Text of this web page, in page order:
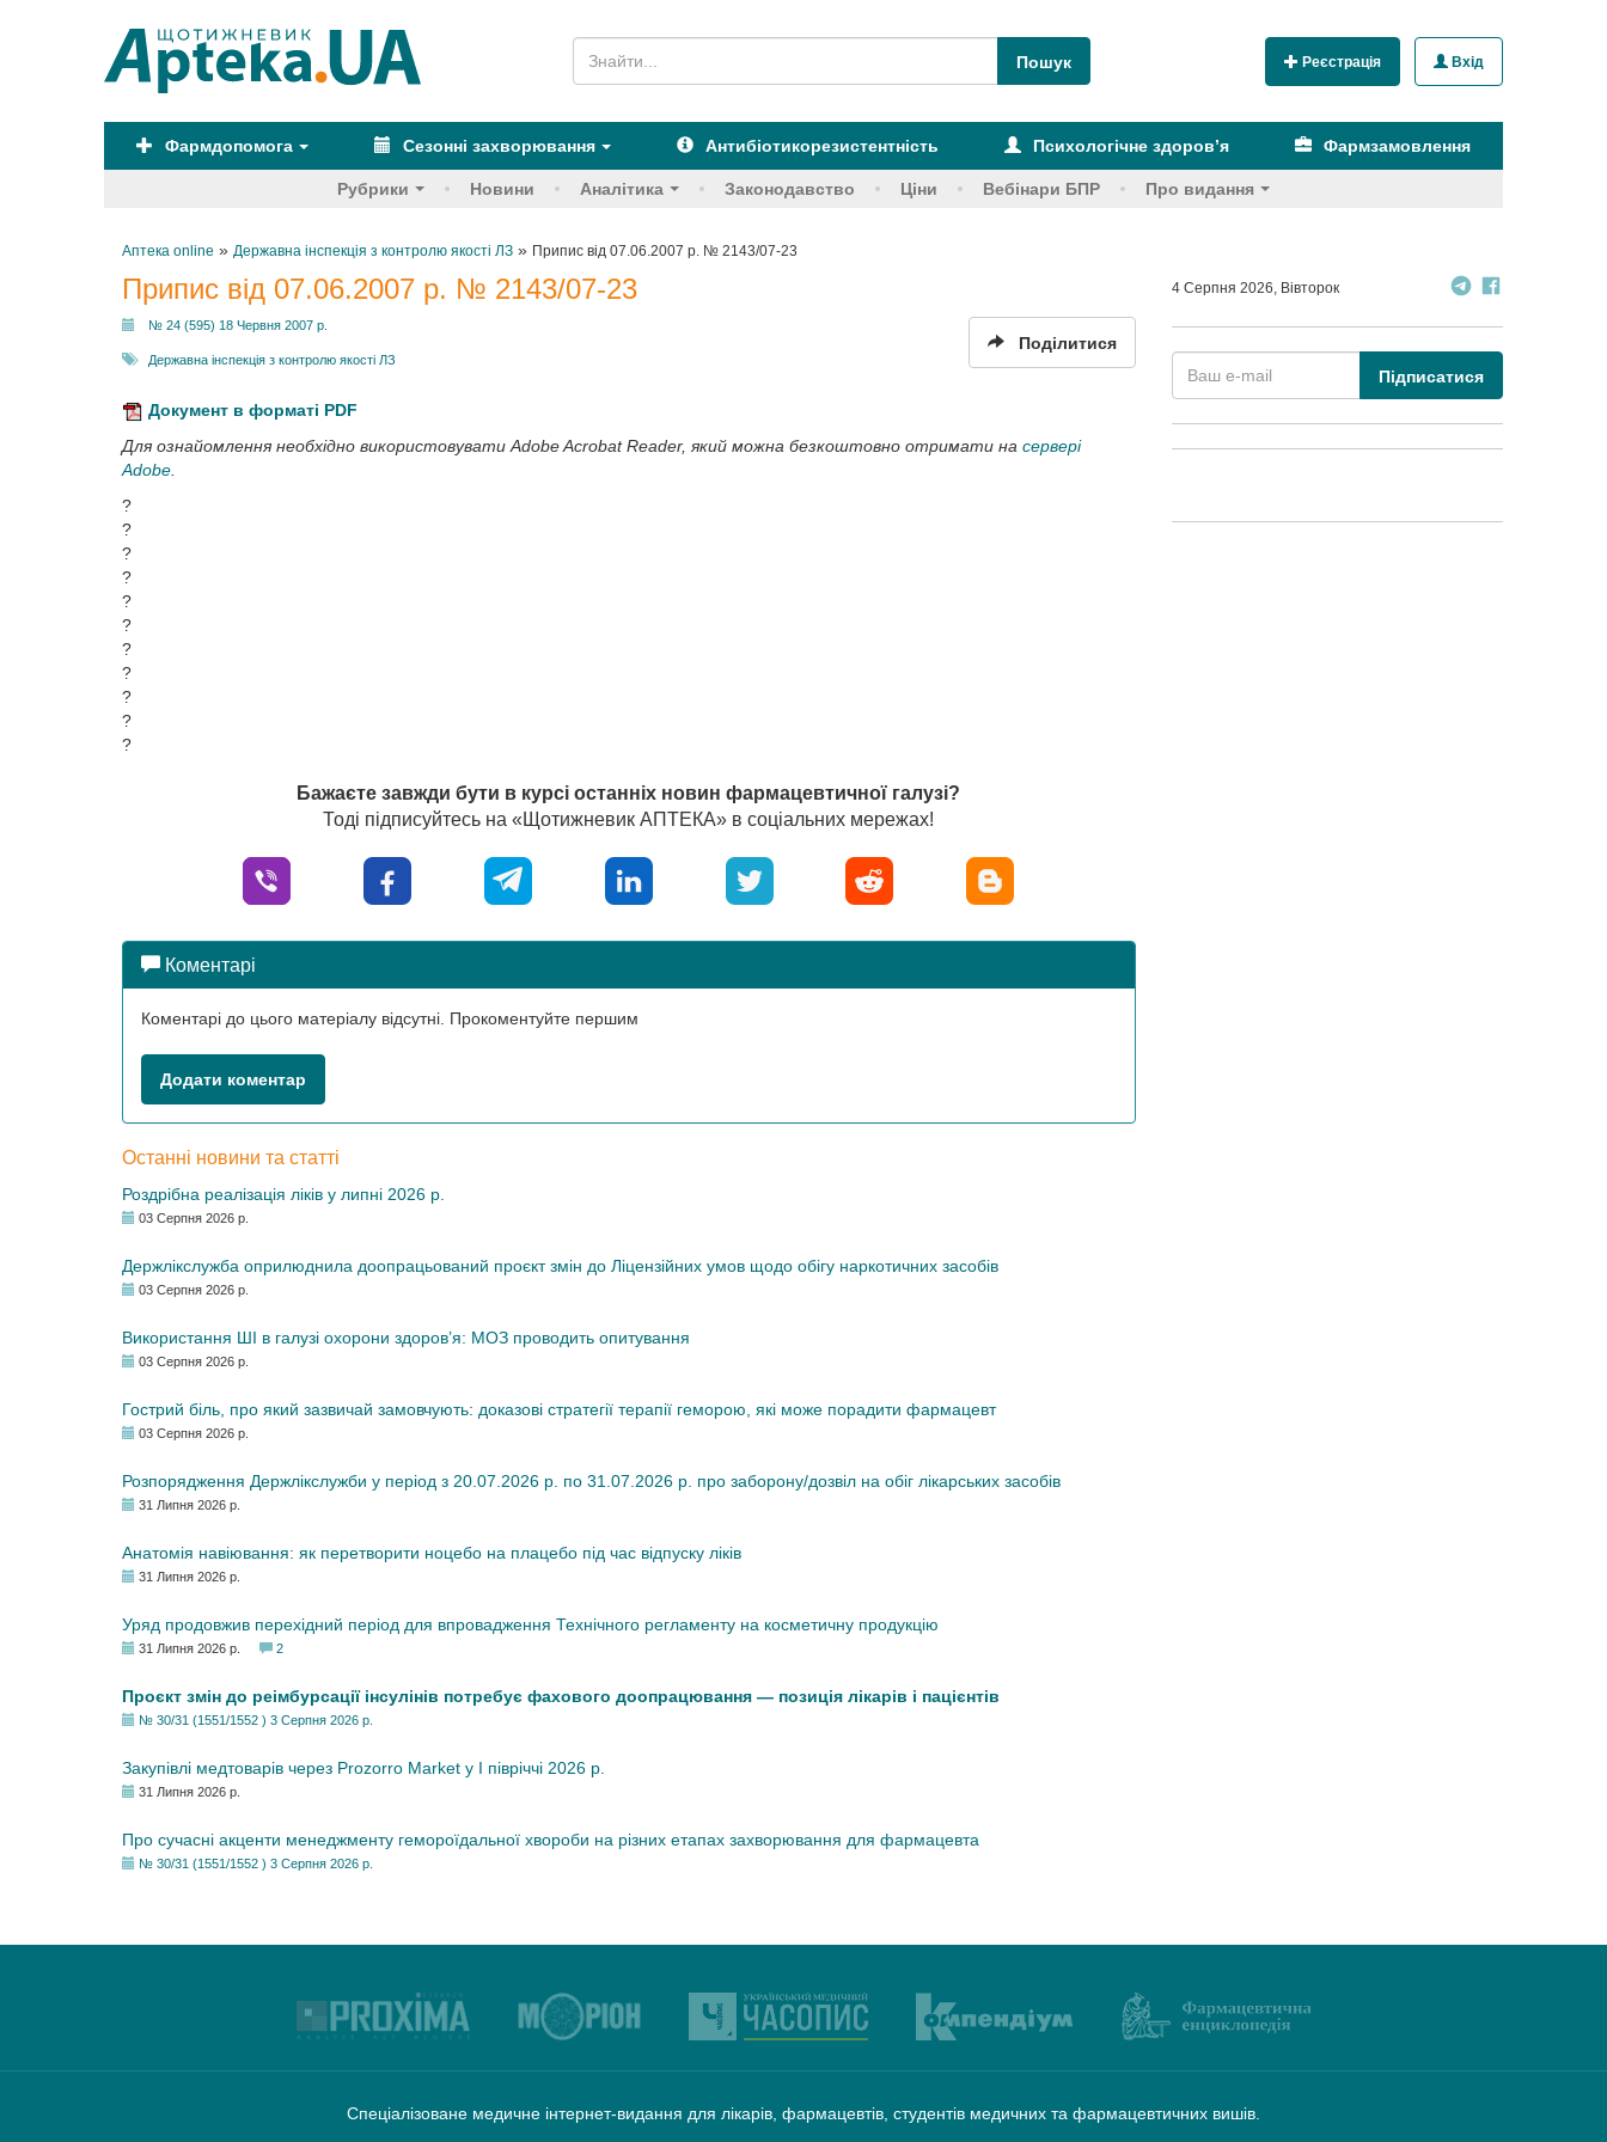
Реєстрація Вхід
Фармдопомога Сезонні захворювання Антибіотикорезистентність Психологічне здоров’я Фармзамовлення
Рубрики Новини Аналітика Законодавство Ціни Вебінари БПР Про видання
Аптека online » Державна інспекція з контролю якості ЛЗ » Припис від 07.06.2007 р. № 2143/07-23
Припис від 07.06.2007 р. № 2143/07-23
№ 24 (595) 18 Червня 2007 р.
Державна інспекція з контролю якості ЛЗ
Поділитися
Документ в форматі PDF
Для ознайомлення необхідно використовувати Adobe Acrobat Reader, який можна безкоштовно отримати на сервері
Adobe.
?
?
?
?
?
?
?
?
?
?
?
Бажаєте завжди бути в курсі останніх новин фармацевтичної галузі?
Тоді підписуйтесь на «Щотижневик АПТЕКА» в соціальних мережах!
Коментарі
Коментарі до цього матеріалу відсутні. Прокоментуйте першим
Додати коментар
Останні новини та статті
Роздрібна реалізація ліків у липні 2026 р.
03 Серпня 2026 р.
Держлікслужба оприлюднила доопрацьований проєкт змін до Ліцензійних умов щодо обігу наркотичних засобів
03 Серпня 2026 р.
Використання ШІ в галузі охорони здоров’я: МОЗ проводить опитування
03 Серпня 2026 р.
Гострий біль, про який зазвичай замовчують: доказові стратегії терапії геморою, які може порадити фармацевт
03 Серпня 2026 р.
Розпорядження Держлікслужби у період з 20.07.2026 р. по 31.07.2026 р. про заборону/дозвіл на обіг лікарських засобів
31 Липня 2026 р.
Анатомія навіювання: як перетворити ноцебо на плацебо під час відпуску ліків
31 Липня 2026 р.
Уряд продовжив перехідний період для впровадження Технічного регламенту на косметичну продукцію
31 Липня 2026 р. 2
Проєкт змін до реімбурсації інсулінів потребує фахового доопрацювання — позиція лікарів і пацієнтів
№ 30/31 (1551/1552 ) 3 Серпня 2026 р.
Закупівлі медтоварів через Prozorro Market у I півріччі 2026 р.
31 Липня 2026 р.
Про сучасні акценти менеджменту гемороїдальної хвороби на різних етапах захворювання для фармацевта
№ 30/31 (1551/1552 ) 3 Серпня 2026 р.
4 Серпня 2026, Вівторок
Підписатися
Спеціалізоване медичне інтернет-видання для лікарів, фармацевтів, студентів медичних та фармацевтичних вишів.